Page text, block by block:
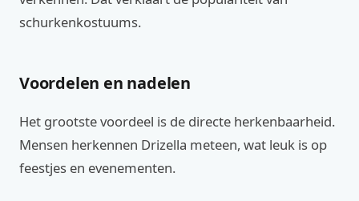
schurkenkostuums.
Voordelen en nadelen
Het grootste voordeel is de directe herkenbaarheid.
Mensen herkennen Drizella meteen, wat leuk is op
feestjes en evenementen.